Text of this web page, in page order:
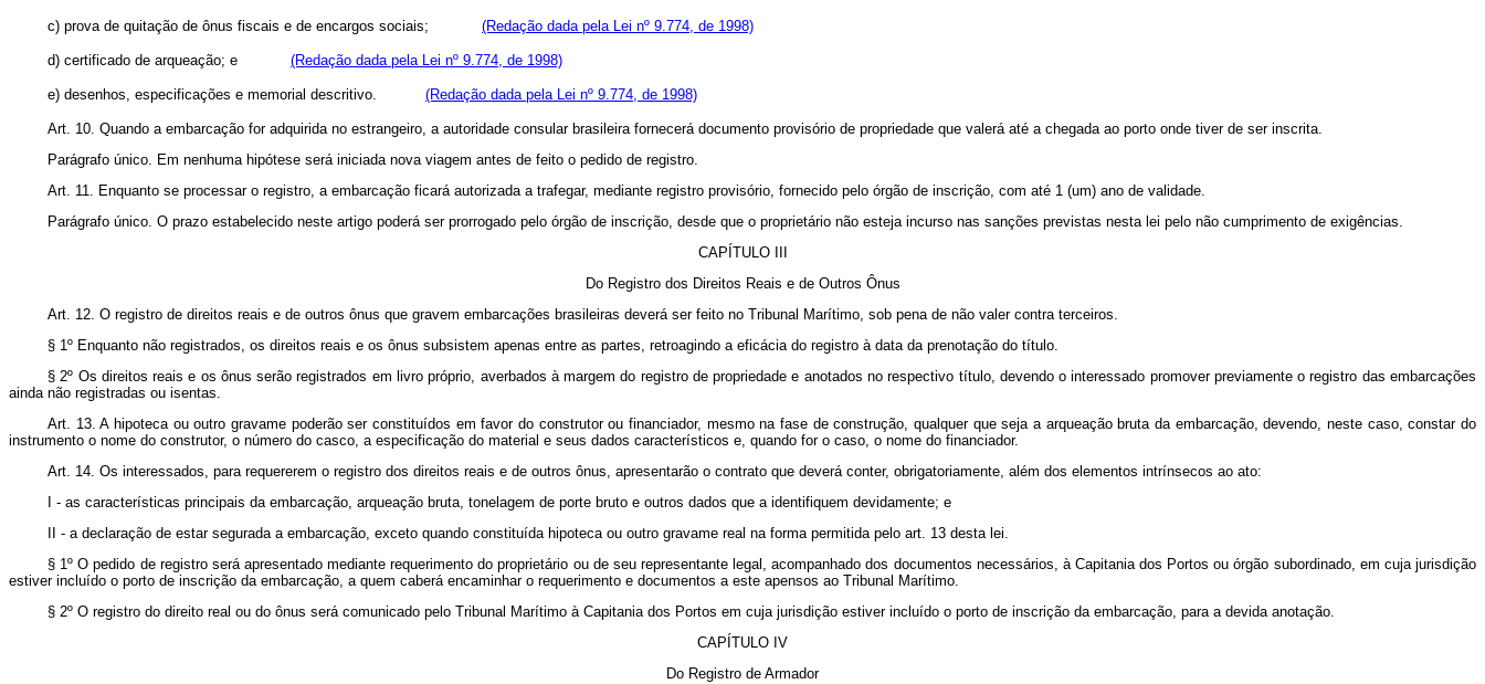
c) prova de quitação de ônus fiscais e de encargos sociais; (Redação dada pela Lei nº 9.774, de 1998)
d) certificado de arqueação; e (Redação dada pela Lei nº 9.774, de 1998)
e) desenhos, especificações e memorial descritivo. (Redação dada pela Lei nº 9.774, de 1998)
Art. 10. Quando a embarcação for adquirida no estrangeiro, a autoridade consular brasileira fornecerá documento provisório de propriedade que valerá até a chegada ao porto onde tiver de ser inscrita.
Parágrafo único. Em nenhuma hipótese será iniciada nova viagem antes de feito o pedido de registro.
Art. 11. Enquanto se processar o registro, a embarcação ficará autorizada a trafegar, mediante registro provisório, fornecido pelo órgão de inscrição, com até 1 (um) ano de validade.
Parágrafo único. O prazo estabelecido neste artigo poderá ser prorrogado pelo órgão de inscrição, desde que o proprietário não esteja incurso nas sanções previstas nesta lei pelo não cumprimento de exigências.
CAPÍTULO III
Do Registro dos Direitos Reais e de Outros Ônus
Art. 12. O registro de direitos reais e de outros ônus que gravem embarcações brasileiras deverá ser feito no Tribunal Marítimo, sob pena de não valer contra terceiros.
§ 1º Enquanto não registrados, os direitos reais e os ônus subsistem apenas entre as partes, retroagindo a eficácia do registro à data da prenotação do título.
§ 2º Os direitos reais e os ônus serão registrados em livro próprio, averbados à margem do registro de propriedade e anotados no respectivo título, devendo o interessado promover previamente o registro das embarcações
ainda não registradas ou isentas.
Art. 13. A hipoteca ou outro gravame poderão ser constituídos em favor do construtor ou financiador, mesmo na fase de construção, qualquer que seja a arqueação bruta da embarcação, devendo, neste caso, constar do
instrumento o nome do construtor, o número do casco, a especificação do material e seus dados característicos e, quando for o caso, o nome do financiador.
Art. 14. Os interessados, para requererem o registro dos direitos reais e de outros ônus, apresentarão o contrato que deverá conter, obrigatoriamente, além dos elementos intrínsecos ao ato:
I - as características principais da embarcação, arqueação bruta, tonelagem de porte bruto e outros dados que a identifiquem devidamente; e
II - a declaração de estar segurada a embarcação, exceto quando constituída hipoteca ou outro gravame real na forma permitida pelo art. 13 desta lei.
§ 1º O pedido de registro será apresentado mediante requerimento do proprietário ou de seu representante legal, acompanhado dos documentos necessários, à Capitania dos Portos ou órgão subordinado, em cuja jurisdição
estiver incluído o porto de inscrição da embarcação, a quem caberá encaminhar o requerimento e documentos a este apensos ao Tribunal Marítimo.
§ 2º O registro do direito real ou do ônus será comunicado pelo Tribunal Marítimo à Capitania dos Portos em cuja jurisdição estiver incluído o porto de inscrição da embarcação, para a devida anotação.
CAPÍTULO IV
Do Registro de Armador